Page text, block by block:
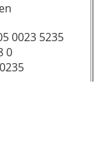
0023 5235
0